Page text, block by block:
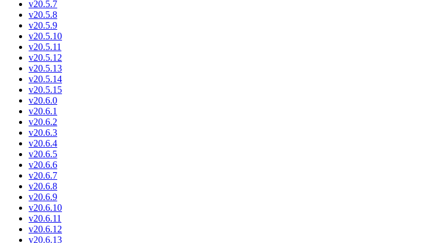
v20.5.7
v20.5.8
v20.5.9
v20.5.10
v20.5.11
v20.5.12
v20.5.13
v20.5.14
v20.5.15
v20.6.0
v20.6.1
v20.6.2
v20.6.3
v20.6.4
v20.6.5
v20.6.6
v20.6.7
v20.6.8
v20.6.9
v20.6.10
v20.6.11
v20.6.12
v20.6.13